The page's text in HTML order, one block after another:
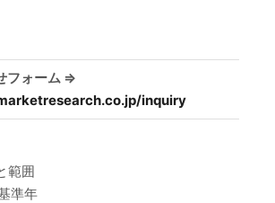
フォーム ⇒
inquiry
範囲
準年